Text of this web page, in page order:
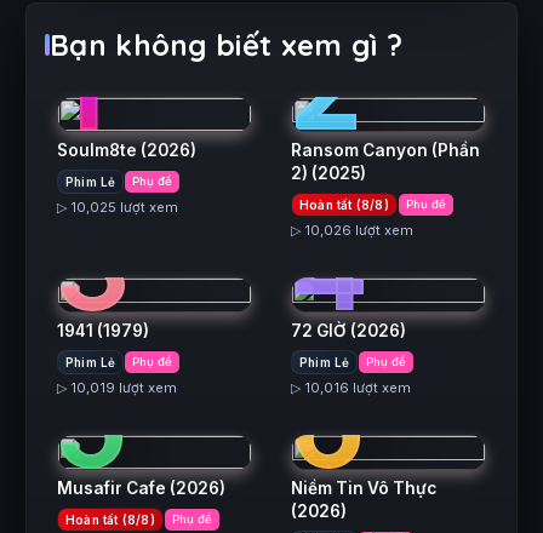
Bạn không biết xem gì ?
1
Soulm8te (2026)
Phim Lẻ Phụ đề
▷ 10,025 lượt xem
2
Ransom Canyon (Phần
2) (2025)
Hoàn tất (8/8) Phụ đề
▷ 10,026 lượt xem
3
1941 (1979)
Phim Lẻ Phụ đề
▷ 10,019 lượt xem
4
72 GIỜ (2026)
Phim Lẻ Phụ đề
▷ 10,016 lượt xem
5
Musafir Cafe (2026)
Hoàn tất (8/8) Phụ đề
6
Niềm Tin Vô Thực
(2026)